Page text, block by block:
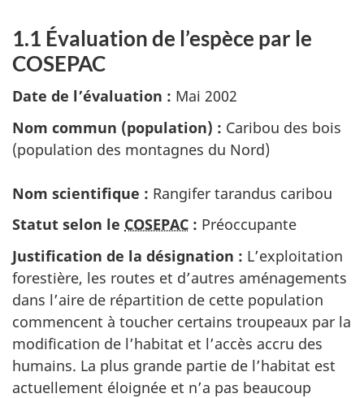
1.1 Évaluation de l’espèce par le
COSEPAC
Date de l’évaluation : Mai 2002
Nom commun (population) : Caribou des bois
(population des montagnes du Nord)
Nom scientifique : Rangifer tarandus caribou
Statut selon le COSEPAC : Préoccupante
Justification de la désignation : L’exploitation
forestière, les routes et d’autres aménagements
dans l’aire de répartition de cette population
commencent à toucher certains troupeaux par la
modification de l’habitat et l’accès accru des
humains. La plus grande partie de l’habitat est
actuellement éloignée et n’a pas beaucoup